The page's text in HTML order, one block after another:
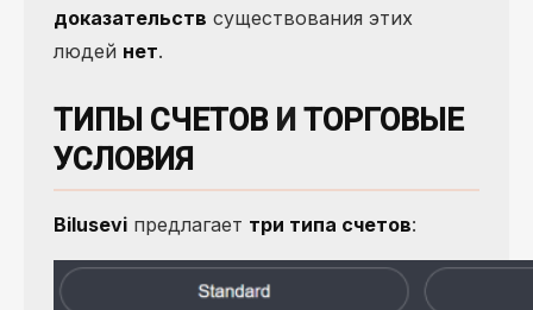
доказательств существования этих
людей нет.
ТИПЫ СЧЕТОВ И ТОРГОВЫЕ
УСЛОВИЯ
Bilusevi предлагает три типа счетов: